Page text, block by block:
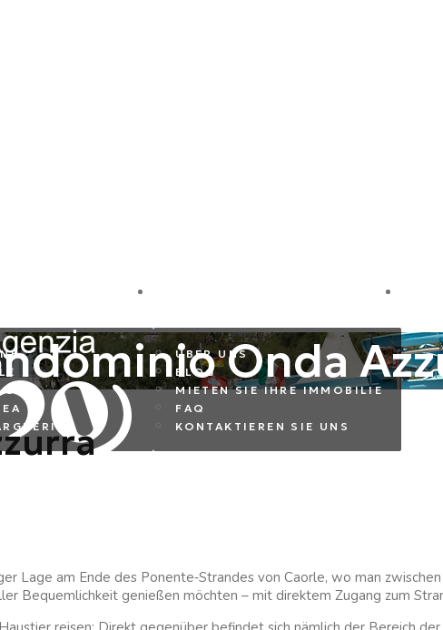
ÜBER UNS
BLOG
MIETEN SIE IHRE IMMOBILIE
FAQ
KONTAKTIEREN SIE UNS
Onda
Lage am Ende des Ponente‑Strandes von Caorle, wo man
Bequemlichkeit genießen möchten – mit direktem Zugang zum